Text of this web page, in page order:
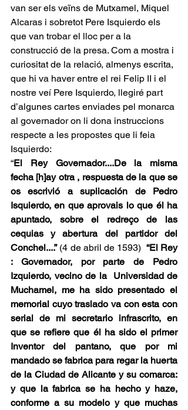
van ser els veïns de Mutxamel, Miquel
Alcaras i sobretot Pere Isquierdo els
que van trobar el lloc per a la
construcció de la presa. Com a mostra i
curiositat de la relació, almenys escrita,
que hi va haver entre el rei Felip II i el
nostre veí Pere Isquierdo, llegiré part
d’algunes cartes enviades pel monarca
al governador on li dona instruccions
respecte a les propostes que li feia
Isquierdo:
“El Rey Governador....De la misma
fecha [h]ay otra , respuesta de la que se
os escrivió a suplicación de Pedro
Isquierdo, en que aprovais lo que él ha
apuntado, sobre el redreço de las
cequias y abertura del partidor del
Conchel....” (4 de abril de 1593) “El Rey
: Governador, por parte de Pedro
Izquierdo, vecino de la  Universidad de
Muchamel, me ha sido presentado el
memorial cuyo traslado va con esta con
serial de mi secretario infrascrito, en
que se refiere que él ha sido el primer
Inventor del pantano, que por mi
mandado se fabrica para regar la huerta
de la Ciudad de Alicante y su comarca:
y que la fabrica se ha hecho y haze,
conforme a su modelo y que muchas